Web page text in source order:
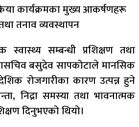
कार्यक्रमका मुख्य आकर्षणहरू
तनाव व्यवस्थापन
स्वास्थ्य सम्बन्धी प्रशिक्षण तथा
बसुदेव सापकोटाले मानसिक
रोजगारीका कारण उत्पन्न हुने
निद्रा समस्या तथा भावनात्मक
दिनुभएको थियो।